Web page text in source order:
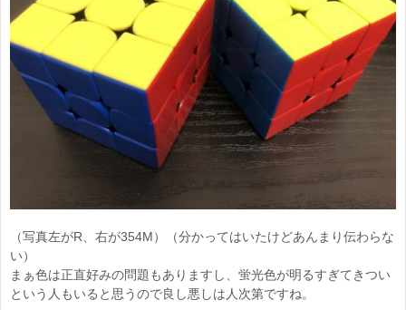
（写真左がR、右が354M）（分かってはいたけどあんまり伝わらな
い）
まぁ色は正直好みの問題もありますし、蛍光色が明るすぎてきつい
という人もいると思うので良し悪しは人次第ですね。